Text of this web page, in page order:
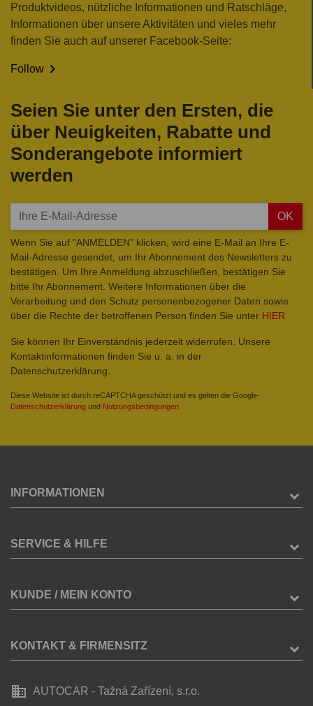
Produktvideos, nützliche Informationen und Ratschläge,
Informationen über unsere Aktivitäten und vieles mehr
finden Sie auch auf unserer Facebook-Seite:
Follow 
Seien Sie unter den Ersten, die
über Neuigkeiten, Rabatte und
Sonderangebote informiert
werden
OK
Wenn Sie auf "ANMELDEN" klicken, wird eine E-Mail an Ihre E-
Mail-Adresse gesendet, um Ihr Abonnement des Newsletters zu
bestätigen. Um Ihre Anmeldung abzuschließen, bestätigen Sie
bitte Ihr Abonnement. Weitere Informationen über die
Verarbeitung und den Schutz personenbezogener Daten sowie
über die Rechte der betroffenen Person finden Sie unter HIER
Sie können Ihr Einverständnis jederzeit widerrufen. Unsere
Kontaktinformationen finden Sie u. a. in der
Datenschutzerklärung.
Diese Website ist durch reCAPTCHA geschützt und es gelten die Google-
Datenschutzerklärung und Nutzungsbedingungen
INFORMATIONEN
SERVICE & HILFE
KUNDE / MEIN KONTO
KONTAKT & FIRMENSITZ
business AUTOCAR - Tažná Zařízení, s.r.o.